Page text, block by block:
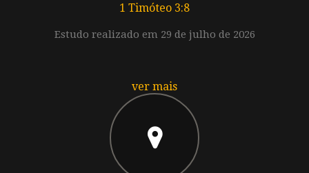
1 Timóteo 3:8
Estudo realizado em 29 de julho de 2026
ver mais